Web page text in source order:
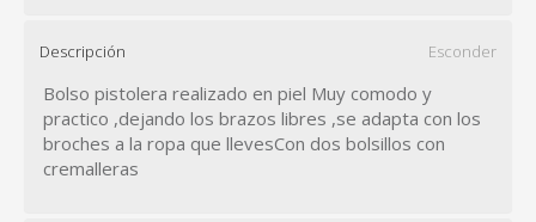
Descripción Esconder
Bolso pistolera realizado en piel Muy comodo y
practico ,dejando los brazos libres ,se adapta con los
broches a la ropa que llevesCon dos bolsillos con
cremalleras